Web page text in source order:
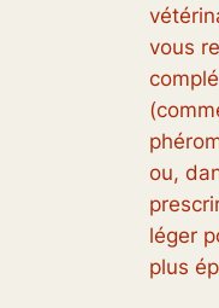
vous
ou,
léger
plus